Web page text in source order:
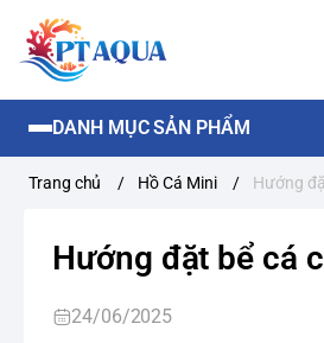
DANH MỤC SẢN PHẨM
Trang chủ / Hồ Cá Mini / Hướng
Hướng đặt bể cá
24/06/2025